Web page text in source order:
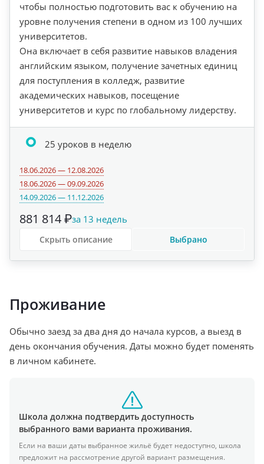
чтобы полностью подготовить вас к обучению на
уровне получения степени в одном из 100 лучших
университетов.
Она включает в себя развитие навыков владения
английским языком, получение зачетных единиц
для поступления в колледж, развитие
академических навыков, посещение
университетов и курс по глобальному лидерству.
25 уроков в неделю
18.06.2026 — 12.08.2026
18.06.2026 — 09.09.2026
14.09.2026 — 11.12.2026
881 814 ₽за 13 недель
Выбрано
Скрыть описание
Проживание
Обычно заезд за два дня до начала курсов, а выезд в
день окончания обучения. Даты можно будет поменять
в личном кабинете.
Школа должна подтвердить доступность
выбранного вами варианта проживания.
Если на ваши даты выбранное жильё будет недоступно, школа
предложит на рассмотрение другой вариант размещения.